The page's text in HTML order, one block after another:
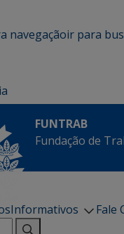
navegaçãoir para
FUNTRAB
Fundação de
Informativos
Fale